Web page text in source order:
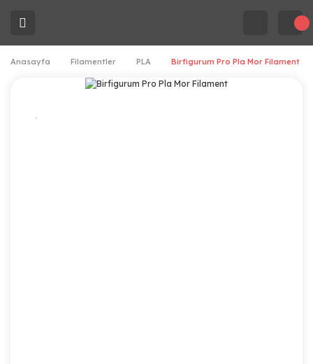
Anasayfa Filamentler PLA Birfigurum Pro Pla Mor Filament